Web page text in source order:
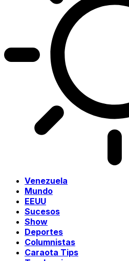
Venezuela
Mundo
EEUU
Sucesos
Show
Deportes
Columnistas
Caraota Tips